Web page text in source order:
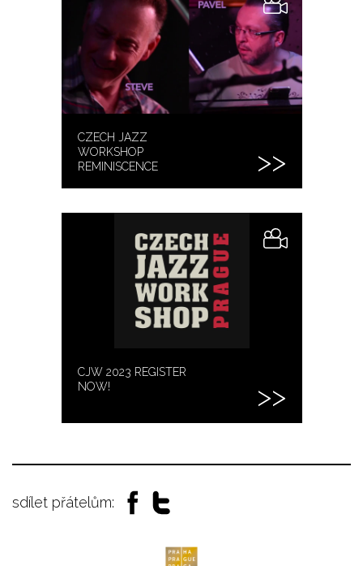
CZECH JAZZ
WORKSHOP
REMINISCENCE
CJW 2023 REGISTER
NOW!
sdílet přátelům: